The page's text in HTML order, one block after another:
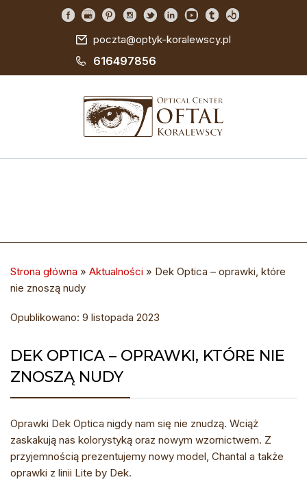
poczta@optyk-koralewscy.pl
616497856
Strona główna » Aktualności » Dek Optica – oprawki, które
nie znoszą nudy
Opublikowano: 9 listopada 2023
DEK OPTICA – OPRAWKI, KTÓRE NIE
ZNOSZĄ NUDY
Oprawki Dek Optica nigdy nam się nie znudzą. Wciąż
zaskakują nas kolorystyką oraz nowym wzornictwem. Z
przyjemnością prezentujemy nowy model, Chantal a także
oprawki z linii Lite by Dek.